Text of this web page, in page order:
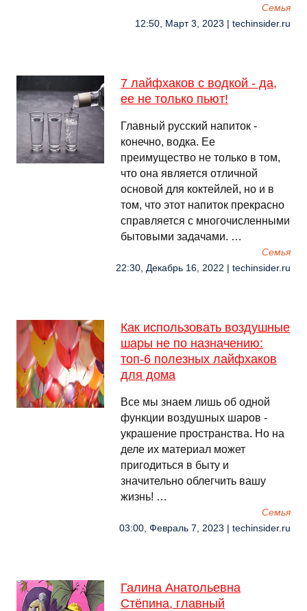
Семья
12:50, Март 3, 2023 | techinsider.ru
7 лайфхаков с водкой - да,
ее не только пьют!
Главный русский напиток -
конечно, водка. Ее
преимущество не только в том,
что она является отличной
основой для коктейлей, но и в
том, что этот напиток прекрасно
справляется с многочисленными
бытовыми задачами. …
Семья
22:30, Декабрь 16, 2022 | techinsider.ru
Как использовать воздушные
шары не по назначению:
топ-6 полезных лайфхаков
для дома
Все мы знаем лишь об одной
функции воздушных шаров -
украшение пространства. Но на
деле их материал может
пригодиться в быту и
значительно облегчить вашу
жизнь! …
Семья
03:00, Февраль 7, 2023 | techinsider.ru
Галина Анатольевна
Стёпина, главный